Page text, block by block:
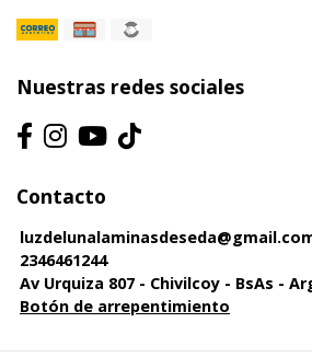
Nuestras redes sociales
Contacto
2346461244
Av Urquiza 807 - Chivilcoy - BsAs -
Botón de arrepentimiento